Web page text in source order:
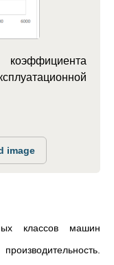
коэффициента
image
классов машин